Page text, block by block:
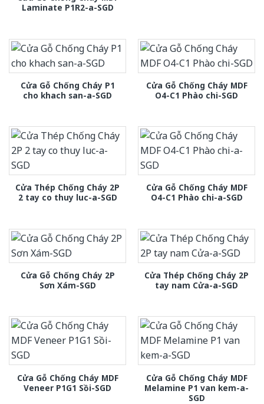
Laminate P1R2-a-SGD
Cửa Gỗ Chống Cháy P1
cho khach san-a-SGD
Cửa Gỗ Chống Cháy MDF
O4-C1 Phào chi-SGD
Cửa Thép Chống Cháy 2P
2 tay co thuy luc-a-SGD
Cửa Gỗ Chống Cháy MDF
O4-C1 Phào chi-a-SGD
Cửa Gỗ Chống Cháy 2P
Sơn Xám-SGD
Cửa Thép Chống Cháy 2P
tay nam Cửa-a-SGD
Cửa Gỗ Chống Cháy MDF
Veneer P1G1 Sồi-SGD
Cửa Gỗ Chống Cháy MDF
Melamine P1 van kem-a-
SGD